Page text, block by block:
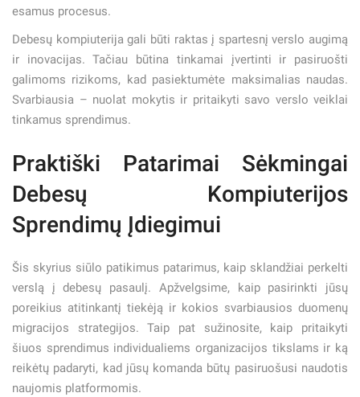
esamus procesus.
Debesų kompiuterija gali būti raktas į spartesnį verslo augimą
ir inovacijas. Tačiau būtina tinkamai įvertinti ir pasiruošti
galimoms rizikoms, kad pasiektumėte maksimalias naudas.
Svarbiausia – nuolat mokytis ir pritaikyti savo verslo veiklai
tinkamus sprendimus.
Praktiški Patarimai Sėkmingai
Debesų Kompiuterijos
Sprendimų Įdiegimui
Šis skyrius siūlo patikimus patarimus, kaip sklandžiai perkelti
verslą į debesų pasaulį. Apžvelgsime, kaip pasirinkti jūsų
poreikius atitinkantį tiekėją ir kokios svarbiausios duomenų
migracijos strategijos. Taip pat sužinosite, kaip pritaikyti
šiuos sprendimus individualiems organizacijos tikslams ir ką
reikėtų padaryti, kad jūsų komanda būtų pasiruošusi naudotis
naujomis platformomis.